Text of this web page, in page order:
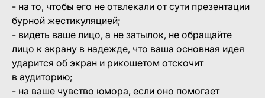
- на то, чтобы его не отвлекали от сути презентации
бурной жестикуляцией;
- видеть ваше лицо, а не затылок, не обращайте
лицо к экрану в надежде, что ваша основная идея
ударится об экран и рикошетом отскочит
в аудиторию;
- на ваше чувство юмора, если оно помогает